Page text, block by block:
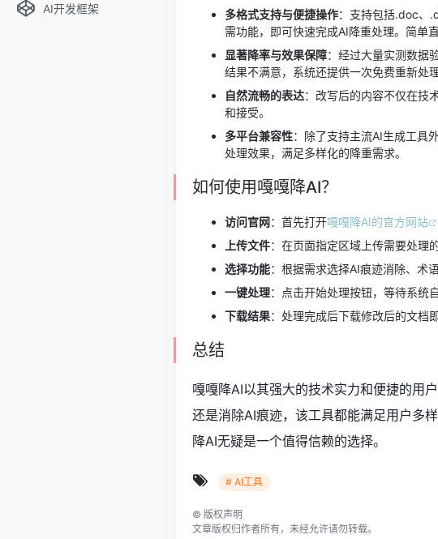
AI开发框架
多格式支持与便捷操作：支持包括.doc、
需功能，即可快速完成AI降重处理。简单
显著降率与效果保障：经过大量实测数据
结果不满意，系统还提供一次免费重新处
自然流畅的表达：改写后的内容不仅在技
和接受。
多平台兼容性：除了支持主流AI生成工具
处理效果，满足多样化的降重需求。
如何使用嘎嘎降AI？
访问官网：首先打开嘎嘎降AI的官方网站
上传文件：在页面指定区域上传需要处理
选择功能：根据需求选择AI痕迹消除、术
一键处理：点击开始处理按钮，等待系统
下载结果：处理完成后下载修改后的文档
总结
嘎嘎降AI以其强大的技术实力和便捷的用
还是消除AI痕迹，该工具都能满足用户多
降AI无疑是一个值得信赖的选择。
# AI工具
© 版权声明
文章版权归作者所有，未经允许请勿转载。